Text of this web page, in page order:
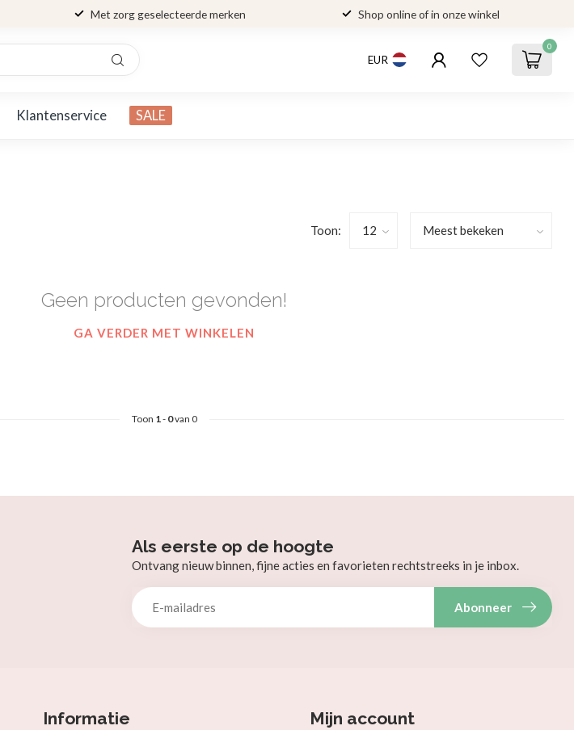
Met zorg geselecteerde merken Shop online of in onze winkel
EUR
0
Klantenservice SALE
Toon:
Geen producten gevonden!
GA VERDER MET WINKELEN
Toon 1- 0van 0
Als eerste op de hoogte
Ontvang nieuw binnen, fijne acties en favorieten rechtstreeks in je inbox.
Abonneer
Informatie Mijn account